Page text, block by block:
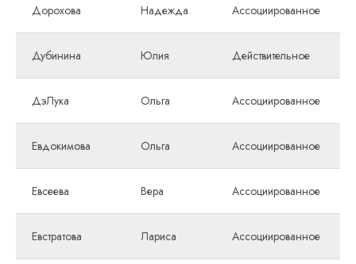
Дорохова Надежда Ассоциированное
Дубинина Юлия Действительное
ДэЛука Ольга Ассоциированное
Евдокимова Ольга Ассоциированное
Евсеева Вера Ассоциированное
Евстратова Лариса Ассоциированное